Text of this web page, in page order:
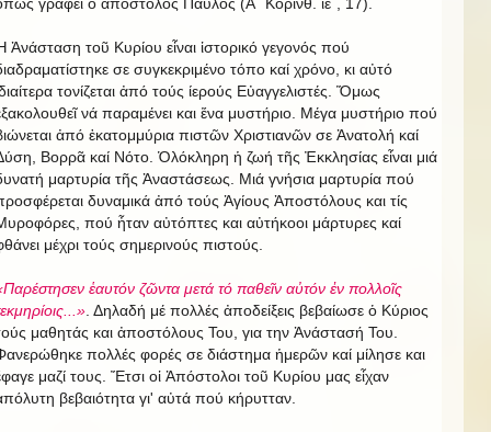
γράφει ὁ ἀπόστολος Παύλος (Α΄ Κορινθ. ιε΄, 17).
Ἀνάσταση τοῦ Κυρίου εἶναι ἱστορικό γεγονός πού
σε συγκεκριμένο τόπο καί χρόνο, κι αὐτό
τονίζεται ἀπό τούς ίερούς Εὐαγγελιστές. Ὅμως
νά παραμένει και ἕνα μυστήριο. Μέγα μυστήριο πού
ἀπό ἑκατομμύρια πιστῶν Χριστιανῶν σε Ἀνατολή καί
Βορρᾶ καί Νότο. Ὁλόκληρη ἡ ζωή τῆς Ἐκκλησίας εἶναι μιά
μαρτυρία τῆς Ἀναστάσεως. Μιά γνήσια μαρτυρία πού
δυναμικά ἀπό τούς Ἁγίους Ἀποστόλους και τίς
πού ἦταν αὐτόπτες και αὐτήκοοι μάρτυρες καί
μέχρι τούς σημερινούς πιστούς.
ἑαυτόν ζῶντα μετά τό παθεῖν αὐτόν ἐν πολλοῖς
. Δηλαδή μέ πολλές ἀποδείξεις βεβαίωσε ὁ Κύριος
μαθητάς και ἀποστόλους Του, για την Ἀνάστασή Του.
πολλές φορές σε διάστημα ἡμερῶν καί μίλησε και
μαζί τους. Ἔτσι οἱ Ἀπόστολοι τοῦ Κυρίου μας εἶχαν
βεβαιότητα γι' αὐτά πού κήρυτταν.